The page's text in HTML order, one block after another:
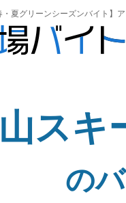
夏グリーンシーズンバイト】
スキ
の